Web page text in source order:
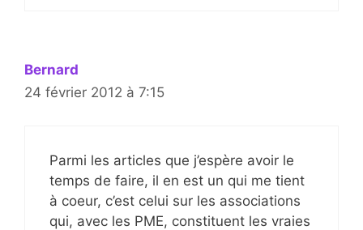
Bernard
24 février 2012 à 7:15
Parmi les articles que j’espère avoir le
temps de faire, il en est un qui me tient
à coeur, c’est celui sur les associations
qui, avec les PME, constituent les vraies